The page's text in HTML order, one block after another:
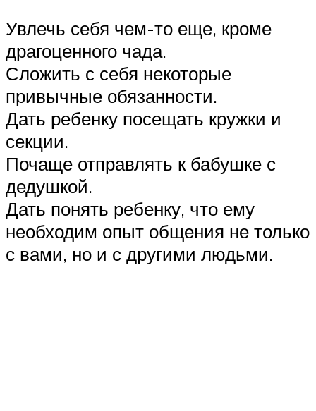
Увлечь себя чем-то еще, кроме
драгоценного чада.
Сложить с себя некоторые
привычные обязанности.
Дать ребенку посещать кружки и
секции.
Почаще отправлять к бабушке с
дедушкой.
Дать понять ребенку, что ему
необходим опыт общения не только
с вами, но и с другими людьми.